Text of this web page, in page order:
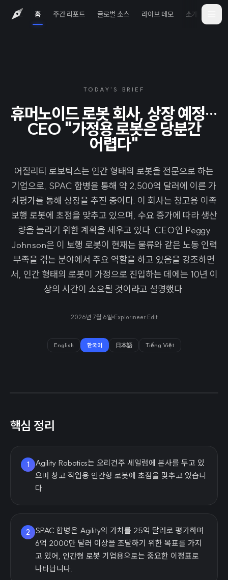
홈 주간 리포트 글로벌 소스 라이브 데모 소개
TODAY'S BRIEF
휴머노이드 로봇 회사, 상장 예정…
CEO "가정용 로봇은 당분간
어렵다"
어질리티 로보틱스는 인간 형태의 로봇을 전문으로 하는
기업으로, SPAC 합병을 통해 약 2,500억 달러에 이른 가
치평가를 통해 상장을 추진 중이다. 이 회사는 창고용 이족
보행 로봇에 초점을 맞추고 있으며, 수요 증가에 따라 생산
량을 늘리기 위한 계획을 세우고 있다. CEO인 Peggy
Johnson은 이 보행 로봇이 현재는 물류와 같은 노동 인력
부족을 겪는 분야에서 주요 역할을 하고 있음을 강조하면
서, 인간 형태의 로봇이 가정으로 진입하는 데에는 10년 이
상의 시간이 소요될 것이라고 설명했다.
2026년 7월 6일 Explorineer Edit
English 한국어 日本語 Tiếng Việt
핵심 정리
1
Agility Robotics는 오리건주 세일럼에 본사를 두고 있
으며 창고 작업용 인간형 로봇에 초점을 맞추고 있습니
다.
2
SPAC 합병은 Agility의 가치를 25억 달러로 평가하며
6억 2000만 달러 이상을 조달하기 위한 목표를 가지
고 있어, 인간형 로봇 기업용으로는 중요한 이정표로
나타납니다.